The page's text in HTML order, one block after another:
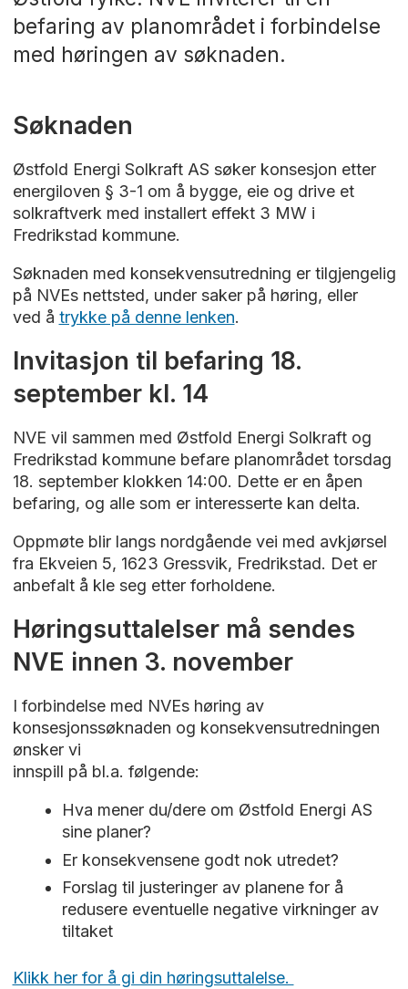
befaring av planområdet i forbindelse
med høringen av søknaden.
Søknaden
Østfold Energi Solkraft AS søker konsesjon etter
energiloven § 3-1 om å bygge, eie og drive et
solkraftverk med installert effekt 3 MW i
Fredrikstad kommune.
Søknaden med konsekvensutredning er tilgjengelig
på NVEs nettsted, under saker på høring, eller
ved å trykke på denne lenken.
Invitasjon til befaring 18.
september kl. 14
NVE vil sammen med Østfold Energi Solkraft og
Fredrikstad kommune befare planområdet torsdag
18. september klokken 14:00. Dette er en åpen
befaring, og alle som er interesserte kan delta.
Oppmøte blir langs nordgående vei med avkjørsel
fra Ekveien 5, 1623 Gressvik, Fredrikstad. Det er
anbefalt å kle seg etter forholdene.
Høringsuttalelser må sendes
NVE innen 3. november
I forbindelse med NVEs høring av
konsesjonssøknaden og konsekvensutredningen
ønsker vi
innspill på bl.a. følgende:
Hva mener du/dere om Østfold Energi AS
sine planer?
Er konsekvensene godt nok utredet?
Forslag til justeringer av planene for å
redusere eventuelle negative virkninger av
tiltaket
Klikk her for å gi din høringsuttalelse.